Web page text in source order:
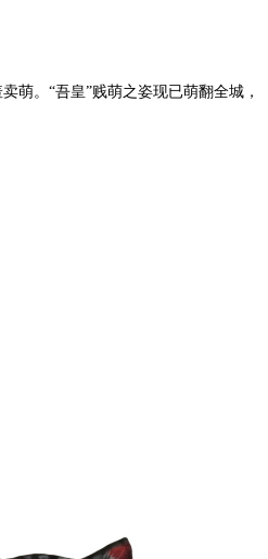
萌。“吾皇”贱萌之姿现已萌翻全城，